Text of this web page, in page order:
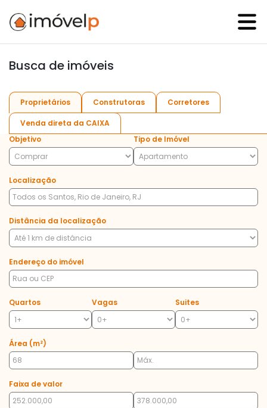
Busca de imóveis
Proprietários Construtoras Corretores
Venda direta da CAIXA
Objetivo
Tipo de Imóvel
Localização
Distância da localização
Endereço do imóvel
Quartos Vagas Suites
Área (m²)
Faixa de valor